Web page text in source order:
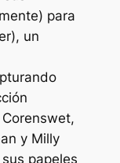
para
un
y Milly
papeles